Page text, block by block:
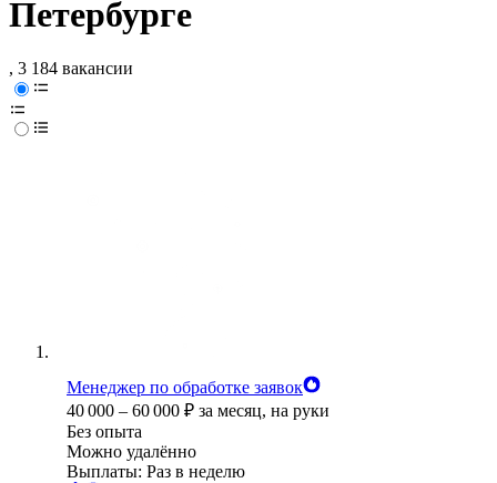
Петербурге
, 3 184 вакансии
Менеджер по обработке заявок
40 000 – 60 000 ₽ за месяц, на руки
Без опыта
Можно удалённо
Выплаты: Раз в неделю